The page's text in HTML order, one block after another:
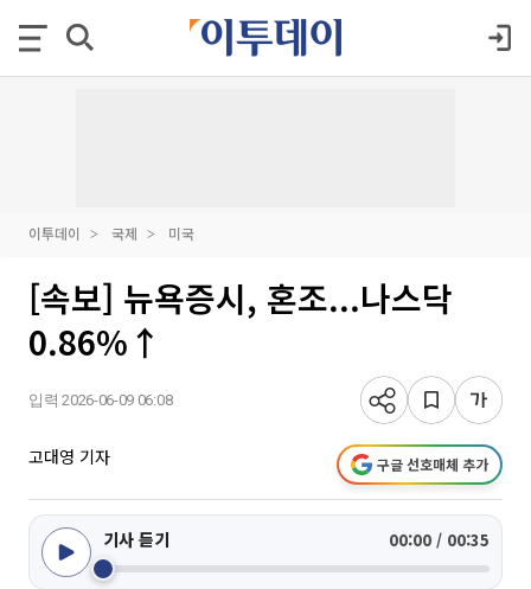
이투데이 국제 미국
[속보] 뉴욕증시, 혼조...나스닥
0.86%↑
입력 2026-06-09 06:08
고대영 기자 구글 선호매체 추가
기사 듣기 00:00 / 00:35